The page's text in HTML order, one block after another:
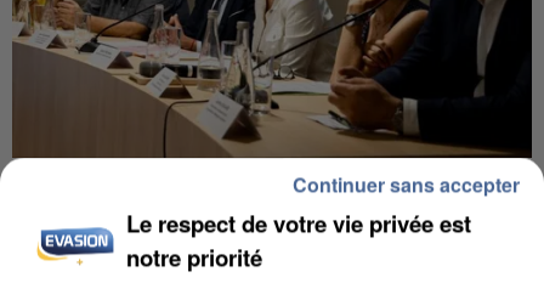
INCENDIES : L’ÎLE-DE-FRANCE LANCE UN ÉLAN
DE SOLIDARITÉ AVEC LES...
Le respect de votre vie privée est
notre priorité
Continuer sans accepter